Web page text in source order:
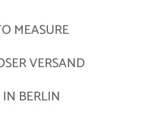
MEASURE
VERSAND
BERLIN